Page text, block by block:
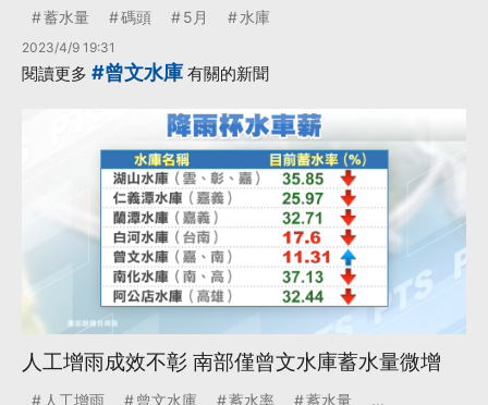
蓄水量 碼頭 5月 水庫
2023/4/9 19:31
閱讀更多 #曾文水庫 有關的新聞
人工增雨成效不彰 南部僅曾文水庫蓄水量微增
人工增雨 曾文水庫 蓄水率 蓄水量 ...